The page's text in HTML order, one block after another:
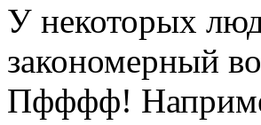
У некоторых
закономерный
Пфффф!